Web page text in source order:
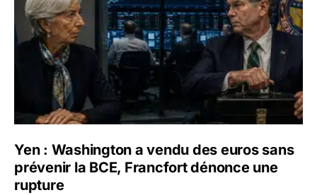
Yen : Washington a vendu des euros sans
prévenir la BCE, Francfort dénonce une
rupture